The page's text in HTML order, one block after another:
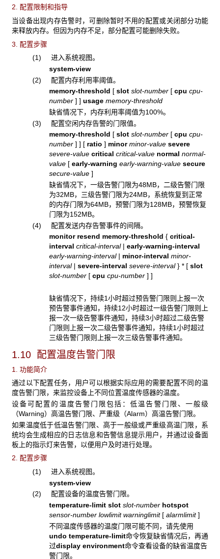
2. 配置限制和指导
当设备出现内存告警时，可删除暂时不用的配置或关闭部分功能
来释放内存。但因为内存不足，部分配置可能删除失败。
3. 配置步骤
(1) 进入系统视图。
system-view
(2) 配置内存利用率阈值。
memory-threshold [ slot slot-number [ cpu cpu-
number ] ] usage memory-threshold
缺省情况下，内存利用率阈值为100%。
(3) 配置空闲内存告警的门限值。
memory-threshold [ slot slot-number [ cpu cpu-
number ] ] [ ratio ] minorminor-valuesevere
severe-valuecritical critical-value normal normal-
value [ early-warning early-warning-valuesecure
secure-value ]
缺省情况下，一级告警门限为48MB，二级告警门限
为32MB，三级告警门限为24MB，系统恢复到正常
的内存门限为64MB，预警门限为128MB，预警恢复
门限为152MB。
(4) 配置发送内存告警事件的间隔。
monitor resend memory-threshold { critical-
interval critical-interval | early-warning-interval
early-warning-interval | minor-interval minor-
interval | severe-interval severe-interval } * [ slot
slot-number [ cpu cpu-number ] ]
缺省情况下，持续1小时超过预告警门限则上报一次
预告警事件通知，持续12小时超过一级告警门限则上
报一次一级告警事件通知，持续3小时超过二级告警
门限则上报一次二级告警事件通知，持续1小时超过
三级告警门限则上报一次三级告警事件通知。
1.10 配置温度告警门限
1. 功能简介
通过以下配置任务，用户可以根据实际应用的需要配置不同的温
度告警门限，来监控设备上不同位置温度传感器的温度。
设备可配置的温度告警门限包括：低温告警门限、一般级
（Warning）高温告警门限、严重级（Alarm）高温告警门限。
如果温度低于低温告警门限、高于一般级或严重级高温门限，系
统均会生成相应的日志信息和告警信息提示用户，并通过设备面
板上的指示灯来告警，以便用户及时进行处理。
2. 配置步骤
(1) 进入系统视图。
system-view
(2) 配置设备的温度告警门限。
temperature-limit slot slot-number hotspot
sensor-number lowlimit warninglimit [ alarmlimit ]
不同温度传感器的温度门限可能不同，请先使用
undo temperature-limit命令恢复缺省情况后，再通
过display environment命令查看设备的缺省温度告
警门限。